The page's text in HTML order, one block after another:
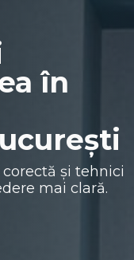
în
și tehnici
mai clară.